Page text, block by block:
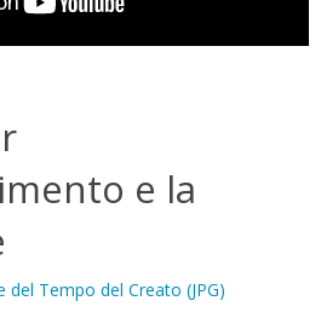
e la
del Tempo del Creato (JPG)